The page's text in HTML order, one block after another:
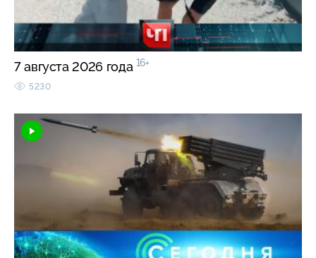
7 августа 2026 года 16+
5230